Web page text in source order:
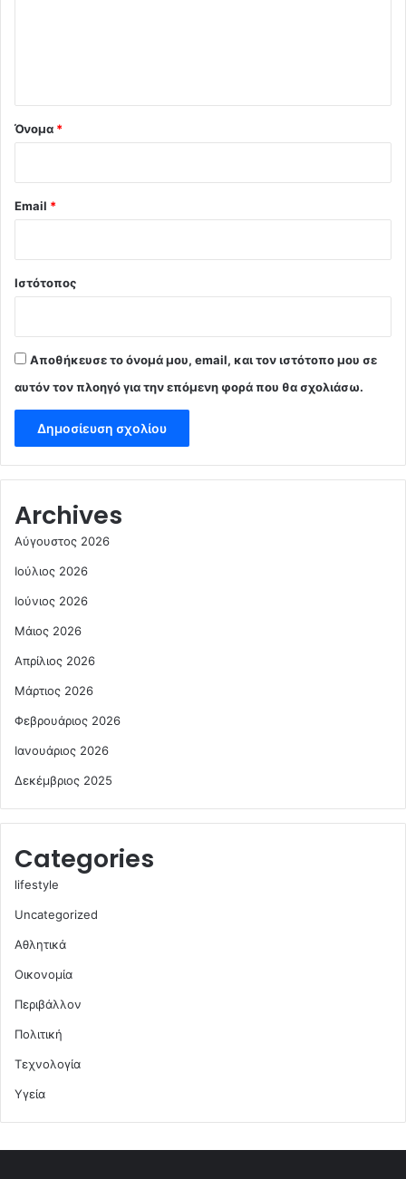
Όνομα *
Email *
Ιστότοπος
Αποθήκευσε το όνομά μου, email, και τον ιστότοπο μου σε
αυτόν τον πλοηγό για την επόμενη φορά που θα σχολιάσω.
Archives
Αύγουστος 2026
Ιούλιος 2026
Ιούνιος 2026
Μάιος 2026
Απρίλιος 2026
Μάρτιος 2026
Φεβρουάριος 2026
Ιανουάριος 2026
Δεκέμβριος 2025
Categories
lifestyle
Uncategorized
Αθλητικά
Οικονομία
Περιβάλλον
Πολιτική
Τεχνολογία
Υγεία